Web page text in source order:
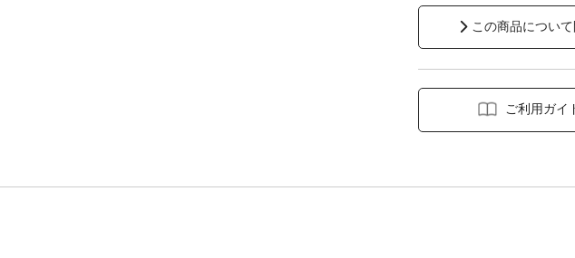
この商品につい
ご利用ガイ